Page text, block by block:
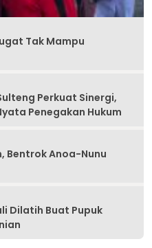
Tak Mampu
Perkuat Sinergi,
Penegakan Hukum
Bentrok Anoa-Nunu
Dilatih Buat Pupuk